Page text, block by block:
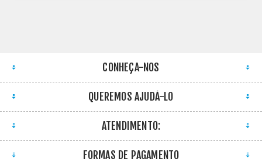
CONHEÇA-NOS
QUEREMOS AJUDÁ-LO
ATENDIMENTO:
FORMAS DE PAGAMENTO